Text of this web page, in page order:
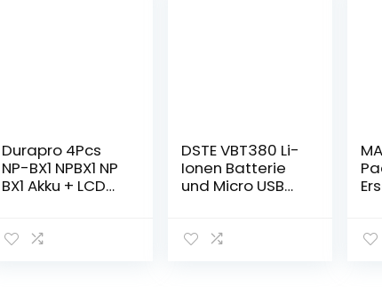
Durapro 4Pcs
NP-BX1 NPBX1 NP
BX1 Akku + LCD
Sony NP-BX1
DSTE VBT380 Li-
Ionen Batterie
und Micro USB
kompatibel mit
ät